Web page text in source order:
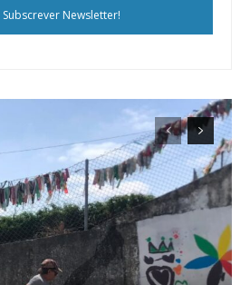
Subscrever Newsletter!